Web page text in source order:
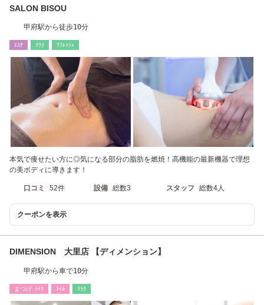
SALON BISOU
甲府駅から徒歩10分
ｴｽﾃ ﾘﾗｸ ﾘﾌﾚｯｼｭ
本気で痩せたい方に◎気になる部分の脂肪を燃焼！高機能の最新機器で理想
の美ボディに導きます！
口コミ 52件 設備 総数3 スタッフ 総数4人
クーポンを表示
DIMENSION 大里店 【ディメンション】
甲府駅から車で10分
まつげ･ﾒｲｸ ﾈｲﾙ ﾘﾗｸ